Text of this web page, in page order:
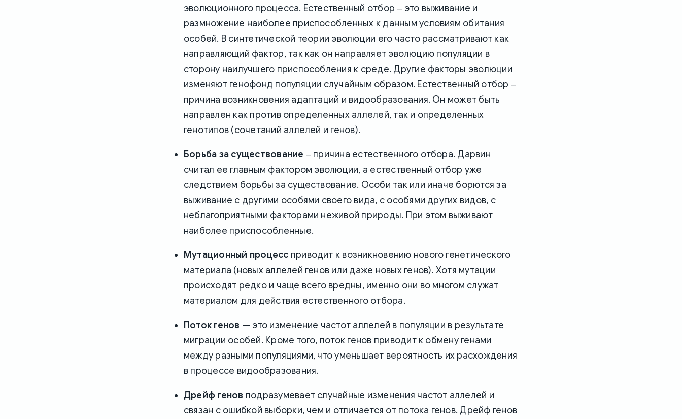
эволюционного процесса. Естественный отбор ‒ это выживание и
размножение наиболее приспособленных к данным условиям обитания
особей. В синтетической теории эволюции его часто рассматривают как
направляющий фактор, так как он направляет эволюцию популяции в
сторону наилучшего приспособления к среде. Другие факторы эволюции
изменяют генофонд популяции случайным образом. Естественный отбор ‒
причина возникновения адаптаций и видообразования. Он может быть
направлен как против определенных аллелей, так и определенных
генотипов (сочетаний аллелей и генов).
Борьба за существование ‒ причина естественного отбора. Дарвин
считал ее главным фактором эволюции, а естественный отбор уже
следствием борьбы за существование. Особи так или иначе борются за
выживание с другими особями своего вида, с особями других видов, с
неблагоприятными факторами неживой природы. При этом выживают
наиболее приспособленные.
Мутационный процесс приводит к возникновению нового генетического
материала (новых аллелей генов или даже новых генов). Хотя мутации
происходят редко и чаще всего вредны, именно они во многом служат
материалом для действия естественного отбора.
Поток генов — это изменение частот аллелей в популяции в результате
миграции особей. Кроме того, поток генов приводит к обмену генами
между разными популяциями, что уменьшает вероятность их расхождения
в процессе видообразования.
Дрейф генов подразумевает случайные изменения частот аллелей и
связан с ошибкой выборки, чем и отличается от потока генов. Дрейф генов